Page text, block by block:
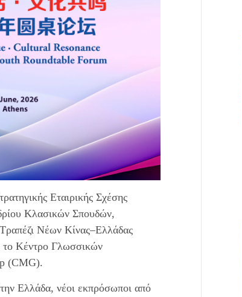
Εταιρικής Σχέσης
Κλασικών Σπουδών,
Νέων Κίνας–Ελλάδας
το Κέντρο Γλωσσικών
(CMG).
Ελλάδα, νέοι εκπρόσωποι από